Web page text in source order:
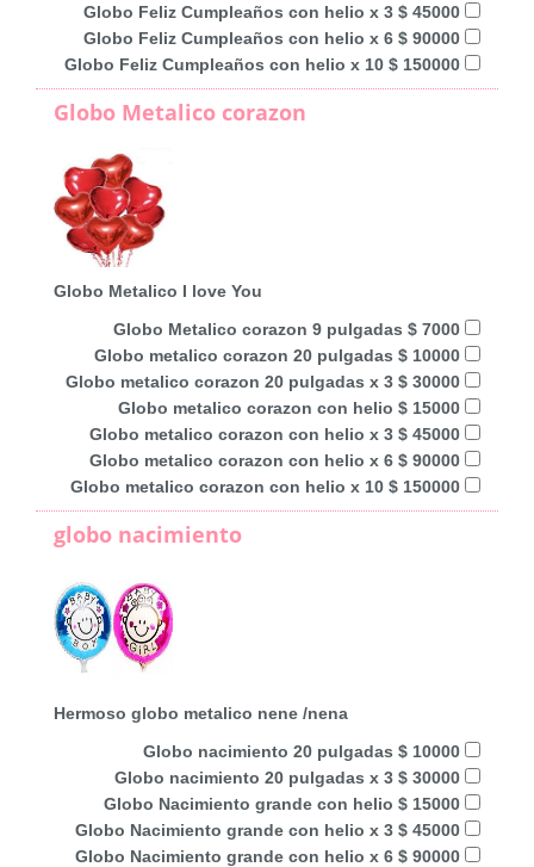
Globo Feliz Cumpleaños con helio x 3 $ 45000
Globo Feliz Cumpleaños con helio x 6 $ 90000
Globo Feliz Cumpleaños con helio x 10 $ 150000
Globo Metalico corazon
Globo Metalico I love You
Globo Metalico corazon 9 pulgadas $ 7000
Globo metalico corazon 20 pulgadas $ 10000
Globo metalico corazon 20 pulgadas x 3 $ 30000
Globo metalico corazon con helio $ 15000
Globo metalico corazon con helio x 3 $ 45000
Globo metalico corazon con helio x 6 $ 90000
Globo metalico corazon con helio x 10 $ 150000
globo nacimiento
Hermoso globo metalico nene /nena
Globo nacimiento 20 pulgadas $ 10000
Globo nacimiento 20 pulgadas x 3 $ 30000
Globo Nacimiento grande con helio $ 15000
Globo Nacimiento grande con helio x 3 $ 45000
Globo Nacimiento grande con helio x 6 $ 90000